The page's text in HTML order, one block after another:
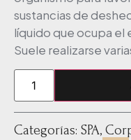
sustancias de
líquido que ocupa el
Suele realizarse
Categorías: SPA,